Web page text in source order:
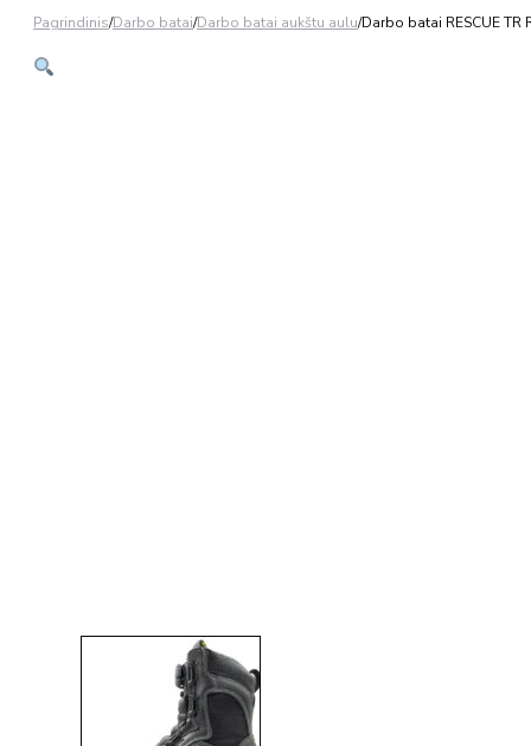
Pagrindinis/Darbo batai/Darbo batai aukštu aulu/Darbo batai RESCUE TR